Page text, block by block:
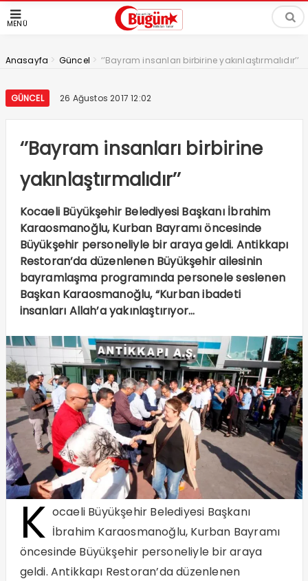
MENÜ
Anasayfa > Güncel > ‘’Bayram insanları birbirine yakınlaştırmalıdır’’
GÜNCEL 26 Ağustos 2017 12:02
‘’Bayram insanları birbirine
yakınlaştırmalıdır’’
Kocaeli Büyükşehir Belediyesi Başkanı İbrahim
Karaosmanoğlu, Kurban Bayramı öncesinde
Büyükşehir personeliyle bir araya geldi. Antikkapı
Restoran’da düzenlenen Büyükşehir ailesinin
bayramlaşma programında personele seslenen
Başkan Karaosmanoğlu, “Kurban ibadeti
insanları Allah’a yakınlaştırıyor…
K ocaeli Büyükşehir Belediyesi Başkanı
İbrahim Karaosmanoğlu, Kurban Bayramı
öncesinde Büyükşehir personeliyle bir araya
geldi. Antikkapı Restoran’da düzenlenen